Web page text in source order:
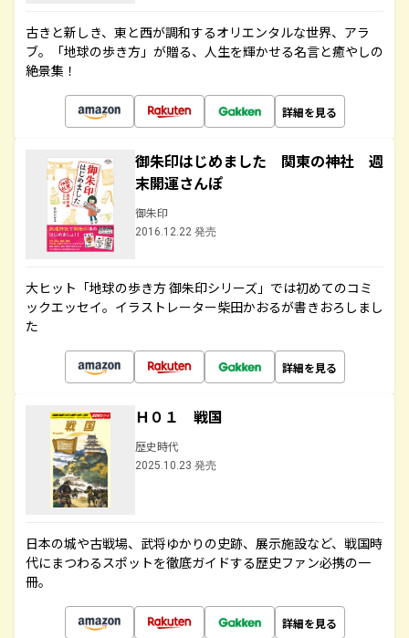
古きと新しき、東と西が調和するオリエンタルな世界、アラ
ブ。「地球の歩き方」が贈る、人生を輝かせる名言と癒やしの
絶景集！
詳細を見る
御朱印はじめました 関東の神社 週
末開運さんぽ
御朱印
2016.12.22 発売
大ヒット「地球の歩き方 御朱印シリーズ」では初めてのコミ
ックエッセイ。イラストレーター柴田かおるが書きおろしまし
た
詳細を見る
Ｈ０１ 戦国
歴史時代
2025.10.23 発売
日本の城や古戦場、武将ゆかりの史跡、展示施設など、戦国時
代にまつわるスポットを徹底ガイドする歴史ファン必携の一
冊。
詳細を見る